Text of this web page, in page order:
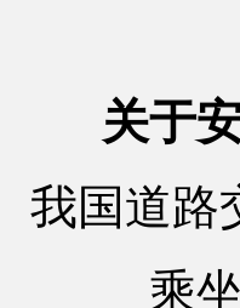
关于
我国道路
乘